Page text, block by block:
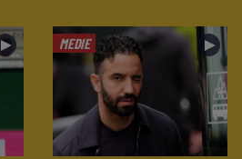
► MEDIE ►